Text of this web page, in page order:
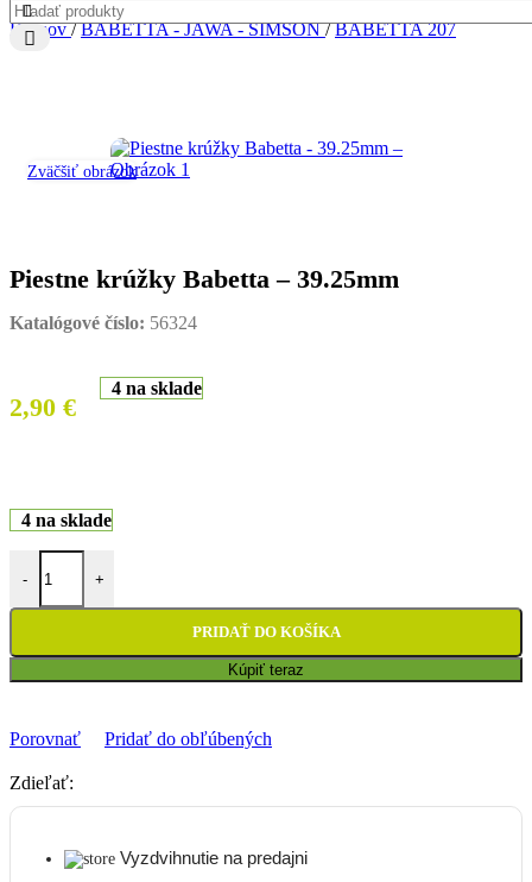
Domov/ BABETTA - JAWA - SIMSON/ BABETTA 207
Zväčšiť obrázok
Piestne krúžky Babetta – 39.25mm
Katalógové číslo: 56324
2,90 €
4 na sklade
4 na sklade
- +
PRIDAŤ DO KOŠÍKA
Kúpiť teraz
Porovnať Pridať do obľúbených
Zdieľať:
Vyzdvihnutie na predajni